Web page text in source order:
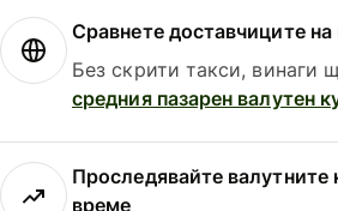
Сравнете доставчиците
Без скрити такси, винаги
средния пазарен валутен
Проследявайте валутните
време